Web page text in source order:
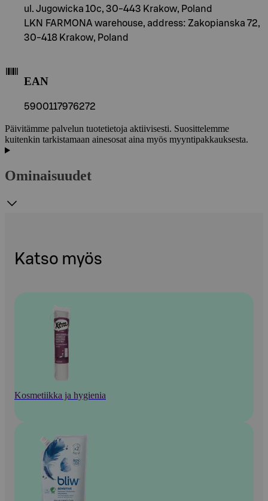
ul. Jugowicka 10c, 30-443 Krakow, Poland
LKN FARMONA warehouse, address: Zakopianska 72,
30-418 Krakow, Poland
EAN
5900117976272
Päivitämme palvelun tuotetietoja aktiivisesti. Suosittelemme
kuitenkin tarkistamaan ainesosat aina myös myyntipakkauksesta.
Ominaisuudet
Katso myös
Kosmetiikka ja hygienia